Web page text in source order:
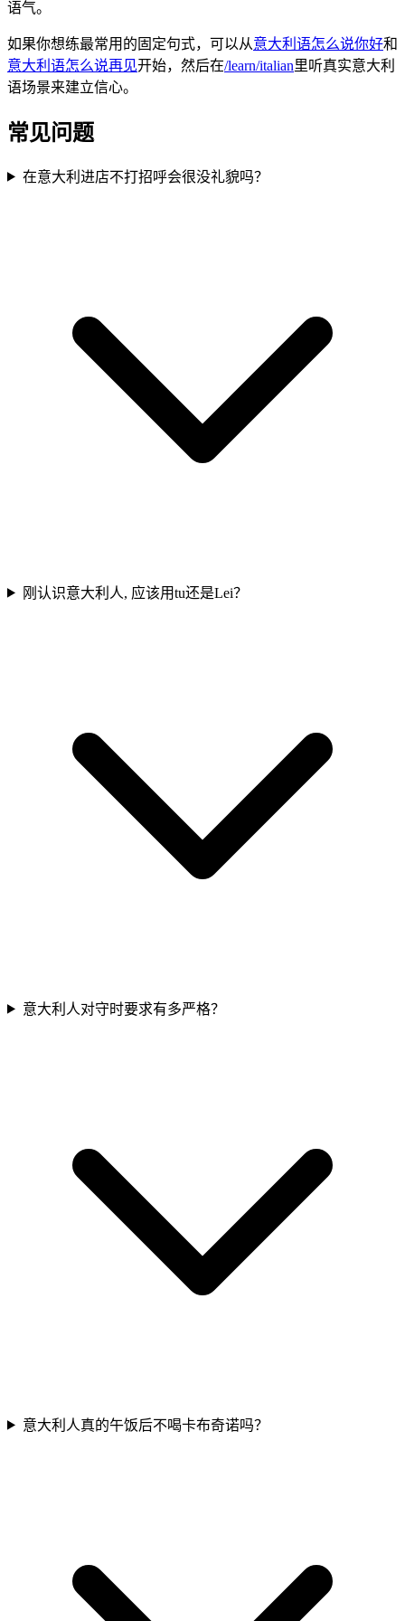
语气。
如果你想练最常用的固定句式，可以从意大利语怎么说你好和
意大利语怎么说再见开始，然后在/learn/italian里听真实意大利
语场景来建立信心。
常见问题
在意大利进店不打招呼会很没礼貌吗？
刚认识意大利人, 应该用tu还是Lei？
意大利人对守时要求有多严格？
意大利人真的午饭后不喝卡布奇诺吗？